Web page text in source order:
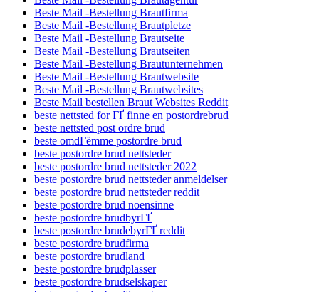
Beste Mail -Bestellung Brautfirma
Beste Mail -Bestellung Brautpletze
Beste Mail -Bestellung Brautseite
Beste Mail -Bestellung Brautseiten
Beste Mail -Bestellung Brautunternehmen
Beste Mail -Bestellung Brautwebsite
Beste Mail -Bestellung Brautwebsites
Beste Mail bestellen Braut Websites Reddit
beste nettsted for ГҐ finne en postordrebrud
beste nettsted post ordre brud
beste omdГёmme postordre brud
beste postordre brud nettsteder
beste postordre brud nettsteder 2022
beste postordre brud nettsteder anmeldelser
beste postordre brud nettsteder reddit
beste postordre brud noensinne
beste postordre brudbyrГҐ
beste postordre brudebyrГҐ reddit
beste postordre brudfirma
beste postordre brudland
beste postordre brudplasser
beste postordre brudselskaper